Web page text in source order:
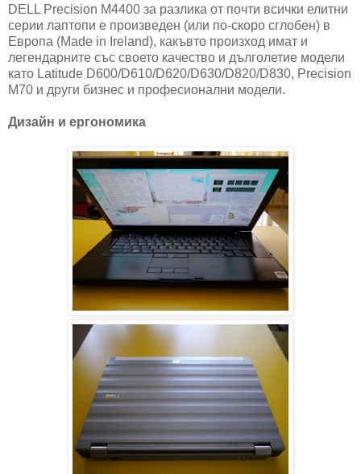
DELL Precision M4400 за разлика от почти всички елитни
серии лаптопи е произведен (или по-скоро сглобен) в
Европа (Made in Ireland), какъвто произход имат и
легендарните със своето качество и дълголетие модели
като Latitude D600/D610/D620/D630/D820/D830, Precision
M70 и други бизнес и професионални модели.
Дизайн и ергономика